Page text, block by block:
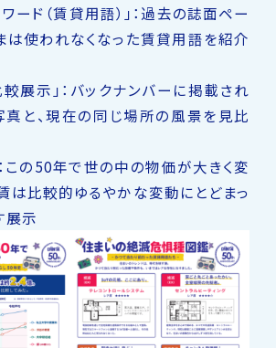
ード（賃貸用語）」：過去の誌面ペー
は使われなくなった賃貸用語を紹介
較展示」：バックナンバーに掲載され
と、現在の同じ場所の風景を見比
：この50年で世の中の物価が大きく変
は比較的ゆるやかな変動にとどまっ
展示